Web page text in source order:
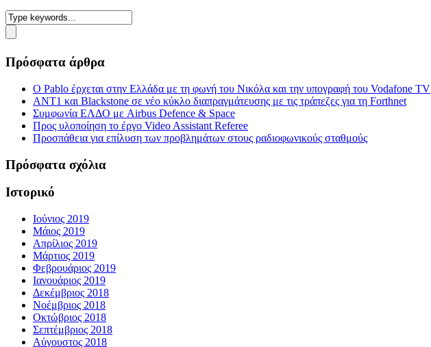
Πρόσφατα άρθρα
Ο Pablo έρχεται στην Ελλάδα με τη φωνή του Νικόλα και την υπογραφή του Vodafone TV
ΑΝΤ1 και Blackstone σε νέο κύκλο διαπραγμάτευσης με τις τράπεζες για τη Forthnet
Συμφωνία ΕΛΔΟ με Airbus Defence & Space
Προς υλοποίηση το έργο Video Assistant Referee
Προσπάθεια για επίλυση των προβλημάτων στους ραδιοφωνικούς σταθμούς
Πρόσφατα σχόλια
Ιστορικό
Ιούνιος 2019
Μάιος 2019
Απρίλιος 2019
Μάρτιος 2019
Φεβρουάριος 2019
Ιανουάριος 2019
Δεκέμβριος 2018
Νοέμβριος 2018
Οκτώβριος 2018
Σεπτέμβριος 2018
Αύγουστος 2018